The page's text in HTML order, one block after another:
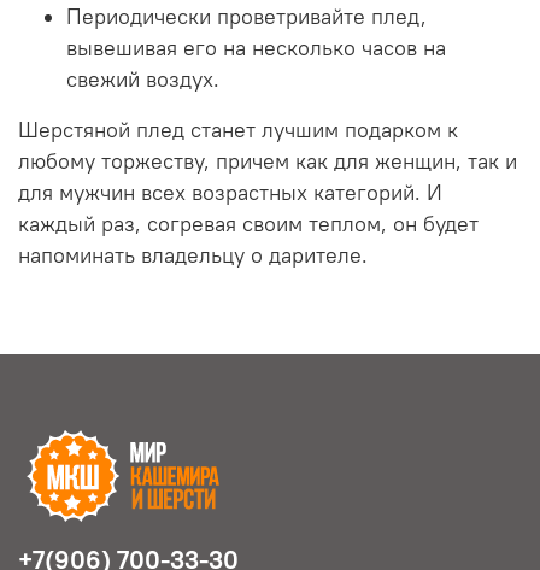
Периодически проветривайте плед,
вывешивая его на несколько часов на
свежий воздух.
Шерстяной плед станет лучшим подарком к
любому торжеству, причем как для женщин, так и
для мужчин всех возрастных категорий. И
каждый раз, согревая своим теплом, он будет
напоминать владельцу о дарителе.
+7(906) 700-33-30